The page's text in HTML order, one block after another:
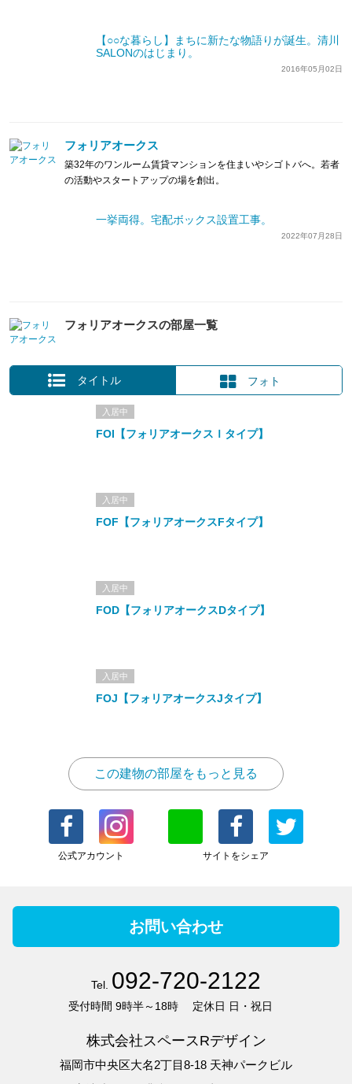
【○○な暮らし】まちに新たな物語りが誕生。清川
SALONのはじまり。
2016年05月02日
フォリアオークス
築32年のワンルーム賃貸マンションを住まいやシゴトバへ。若者
の活動やスタートアップの場を創出。
一挙両得。宅配ボックス設置工事。
2022年07月28日
フォリアオークスの部屋一覧
タイトル フォト
入居中
FOI【フォリアオークスＩタイプ】
入居中
FOF【フォリアオークスFタイプ】
入居中
FOD【フォリアオークスDタイプ】
入居中
FOJ【フォリアオークスJタイプ】
この建物の部屋をもっと見る
公式アカウント サイトをシェア
お問い合わせ
Tel. 092-720-2122
受付時間 9時半～18時 定休日 日・祝日
株式会社スペースRデザイン
福岡市中央区大名2丁目8-18 天神パークビル